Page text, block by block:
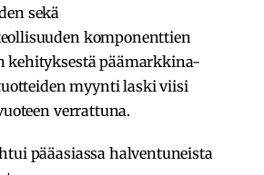
sekä
komponenttien
kehityksestä päämarkkina-
myynti laski viisi
verrattuna.
pääasiassa halventuneista